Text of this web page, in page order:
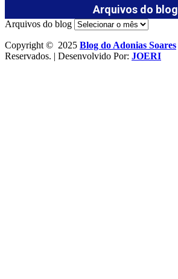
Arquivos do blog
Arquivos do blog
Copyright © 2025 Blog do Adonias Soares
Reservados. | Desenvolvido Por: JOERI